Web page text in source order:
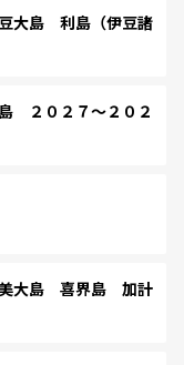
大島 利島（伊豆諸
２０２７～２０２
大島 喜界島 加計